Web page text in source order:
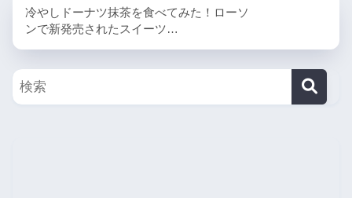
冷やしドーナツ抹茶を食べてみた！ローソ
ンで新発売されたスイーツ…